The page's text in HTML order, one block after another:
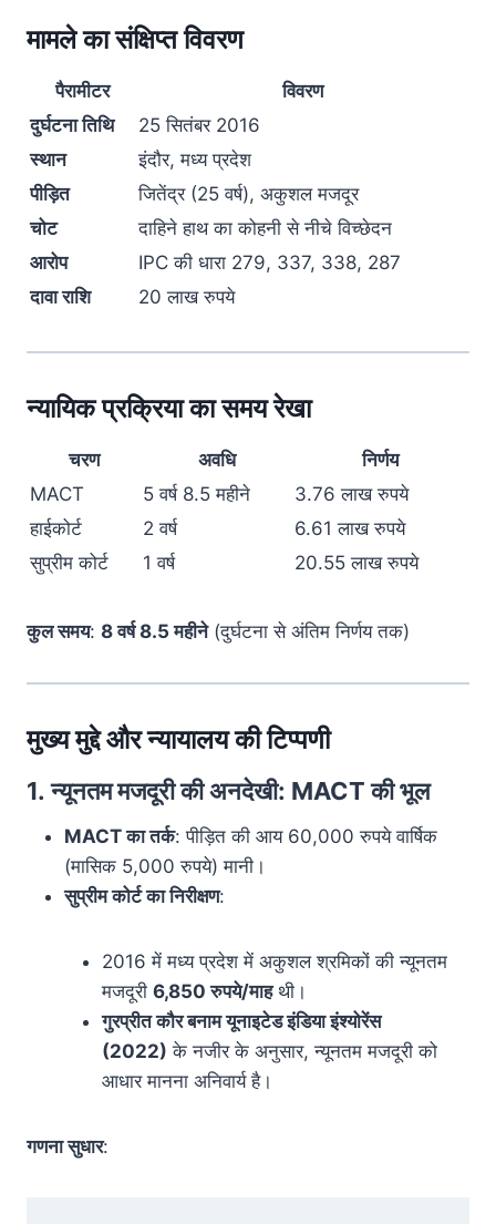
मामले का संक्षिप्त विवरण
पैरामीटर
विवरण
दुर्घटना तिथि
25 सितंबर 2016
स्थान
इंदौर, मध्य प्रदेश
पीड़ित
जितेंद्र (25 वर्ष), अकुशल मजदूर
चोट
दाहिने हाथ का कोहनी से नीचे विच्छेदन
आरोप
IPC की धारा 279, 337, 338, 287
दावा राशि
20 लाख रुपये
न्यायिक प्रक्रिया का समय रेखा
चरण अवधि
निर्णय
MACT
5 वर्ष 8.5 महीने
3.76 लाख रुपये
हाईकोर्ट
2 वर्ष
6.61 लाख रुपये
सुप्रीम कोर्ट
1 वर्ष 20.55 लाख रुपये
कुल समय: 8 वर्ष 8.5 महीने(दुर्घटना से अंतिम निर्णय तक)
मुख्य मुद्दे और न्यायालय की टिप्पणी
1.न्यूनतम मजदूरी की अनदेखी: MACT की भूल
MACT का तर्क: पीड़ित की आय 60,000 रुपये वार्षिक
(मासिक 5,000 रुपये) मानी।
सुप्रीम कोर्ट का निरीक्षण:
2016 में मध्य प्रदेश में अकुशल श्रमिकों की न्यूनतम
मजदूरी 6,850 रुपये/माहथी।
गुरप्रीत कौर बनाम यूनाइटेड इंडिया इंश्योरेंस
(2022) के नजीर के अनुसार, न्यूनतम मजदूरी को
आधार मानना अनिवार्य है।
गणना सुधार: